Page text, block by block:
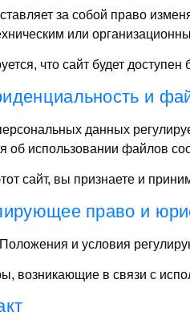
за собой право
или
что сайт будет доступен
и
данных
об использовании файлов
сайт, вы признаете и
право и
и условия
возникающие в связи с